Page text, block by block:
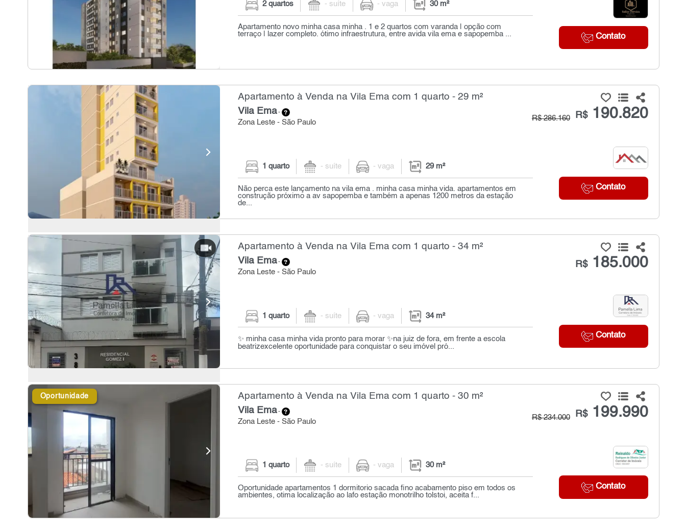
Contato
2 quartos - suíte - vaga 30 m²
Apartamento novo minha casa minha . 1 e 2 quartos com varanda | opção com
terraço | lazer completo. ótimo infraestrutura, entre avida vila ema e sapopemba ...
Apartamento à Venda na Vila Ema com 1 quarto - 29 m²
Vila Ema-
Zona Leste - São Paulo
R$190.820
R$ 286.160
Contato
1 quarto - suíte - vaga 29 m²
Não perca este lançamento na vila ema . minha casa minha vida. apartamentos em
construção próximo a av sapopemba e também a apenas 1200 metros da estação
de...
Apartamento à Venda na Vila Ema com 1 quarto - 34 m²
Vila Ema-
Zona Leste - São Paulo
R$185.000
Contato
1 quarto - suíte - vaga 34 m²
✨ minha casa minha vida pronto para morar ✨na juiz de fora, em frente a escola
beatrizexcelente oportunidade para conquistar o seu imóvel pró...
Oportunidade Apartamento à Venda na Vila Ema com 1 quarto - 30 m²
Vila Ema-
Zona Leste - São Paulo
R$199.990
R$ 234.000
Contato
1 quarto - suíte - vaga 30 m²
Oportunidade apartamentos 1 dormitorio sacada fino acabamento piso em todos os
ambientes, otima localização ao lafo estação monotrilho tolstoi, aceita f...